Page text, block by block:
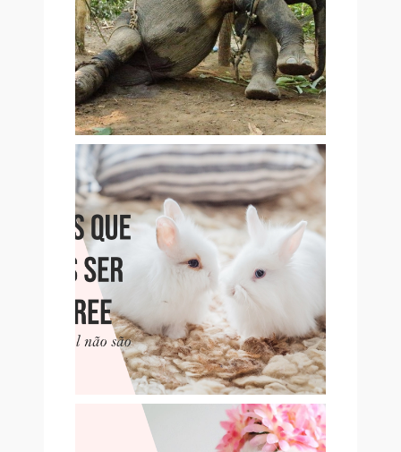
QUE PASSEIAM EM
ELEFANTES
13 MARCAS QUE PENSAMOS
SER CRUELTY-FREE, MAS
QUE NÃO SÃO